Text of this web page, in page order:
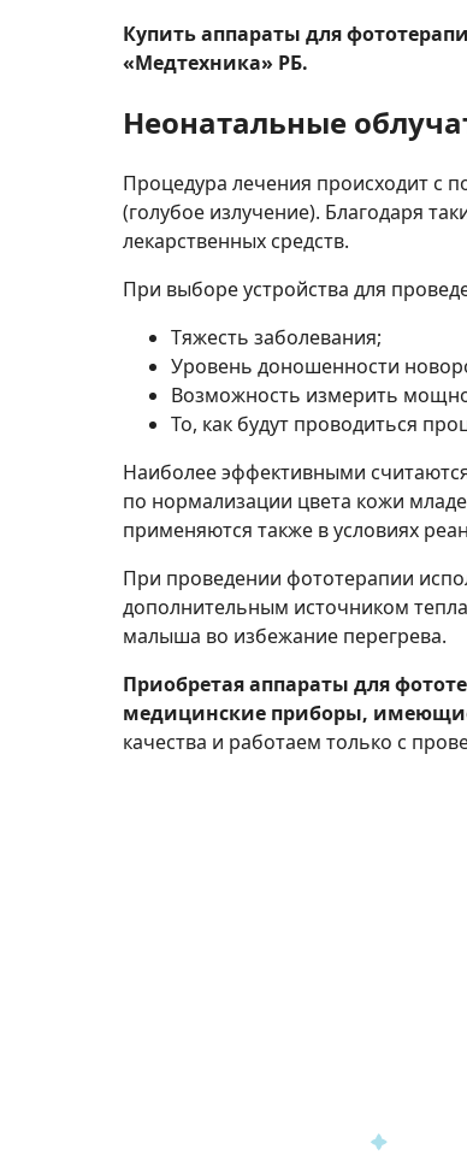
Купить аппараты для
«Медтехника» РБ.
Неонатальные
Процедура лечения происходит с
(голубое излучение). Благодаря
лекарственных средств.
При выборе устройства для
Тяжесть заболевания;
Уровень доношенности
Возможность измерить
То, как будут проводиться
Наиболее эффективными
по нормализации цвета кожи
применяются также в условиях
При проведении фототерапии
дополнительным источником
малыша во избежание перегрева.
Приобретая аппараты для
медицинские приборы,
качества и работаем только с